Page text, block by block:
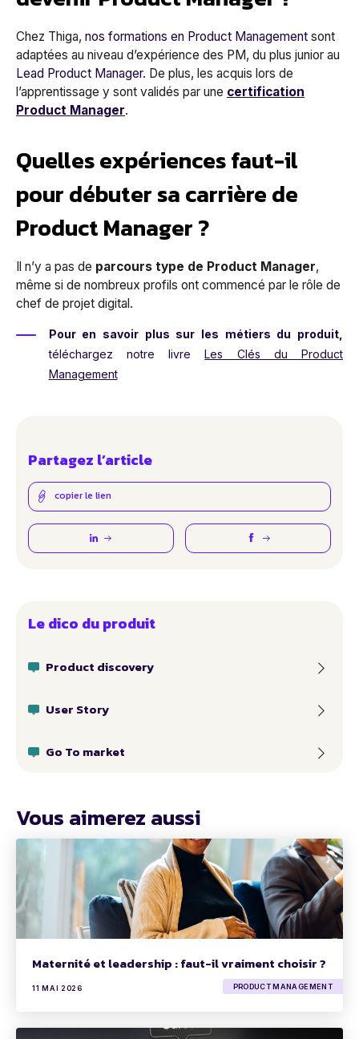
Chez Thiga, nos formations en Product Management sont
adaptées au niveau d’expérience des PM, du plus junior au
Lead Product Manager. De plus, les acquis lors de
l’apprentissage y sont validés par une certification
Product Manager.
Quelles expériences faut-il
pour débuter sa carrière de
Product Manager ?
Il n’y a pas de parcours type de Product Manager,
même si de nombreux profils ont commencé par le rôle de
chef de projet digital.
Pour en savoir plus sur les métiers du produit,
téléchargez notre livreLes Clés du Product
Management
Partagez l’article
copier le lien
Le dico du produit
Product discovery
User Story
Go To market
Vous aimerez aussi
Maternité et leadership : faut-il vraiment choisir ?
11 MAI 2026 PRODUCT MANAGEMENT